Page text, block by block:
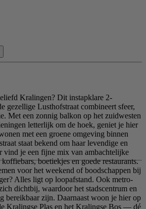
Kralingen? Dit instapklare 2-
gezellige Lusthofstraat combineert sfeer,
Met een zonnig balkon op het zuidwesten
letterlijk om de hoek, geniet je hier
met een groene omgeving binnen
staat bekend om haar levendige en
vind je een fijne mix van ambachtelijke
boetiekjes en goede restaurants.
voor het weekend of boodschappen bij
Alles ligt op loopafstand. Ook metro-
dichtbij, waardoor het stadscentrum en
bereikbaar zijn. Daarnaast woon je hier op
Kralingse Plas en het Kralingse Bos — dé